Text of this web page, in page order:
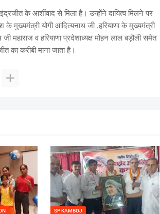
के आर्शीवाद से मिला है। उन्होंने दायित्व मिलने पर
के मुख्यमंत्री योगी आदित्यनाथ जी ,हरियाणा के मुख्यमंत्री
महाराज व हरियाणा प्रदेशाध्यक्ष मोहन लाल बड़ौली समेत
का करीबी माना जाता है।
SP KAMBOJ